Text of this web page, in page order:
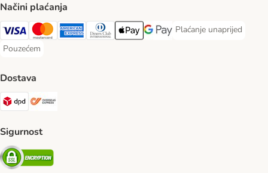
Načini plaćanja
Visa Payment Method
MasterCard Payment Method
American Express Payment Method
Diners Club Payment Method
Payment MethodGoogle pay Payment Method
Plaćanje unaprijed
Plaćanje unaprijed
Pouzećem
Pouzećem Payment Method
Dostava
DPD Shipping Method
Sigurnost
Security